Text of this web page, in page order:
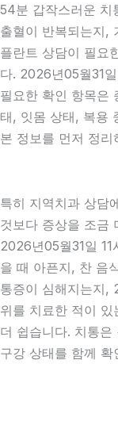
54분 갑작스러운 치
출혈이 반복되는지,
플란트 상담이 필요
다. 2026년05월31
필요한 확인 항목은
태, 잇몸 상태, 복용
본 정보를 먼저 정
특히 지역치과 상담
것보다 증상을 조금
2026년05월31일
을 때 아픈지, 찬 음
통증이 심해지는지,
위를 치료한 적이
더 쉽습니다. 치통
구강 상태를 함께